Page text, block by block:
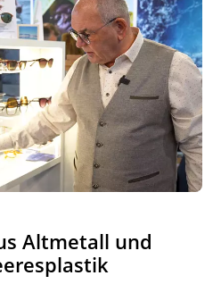
Altmetall und